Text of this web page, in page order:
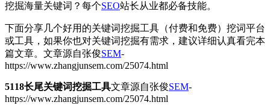
挖掘海量关键词？每个SEO站长从业都必备技能。
下面分享几个好用的关键词挖掘工具（付费和免费）挖词平台
或工具，如果你也对关键词挖掘有需求，建议详细认真看完本
篇文章。 文章源自张俊SEM-
https://www.zhangjunsem.com/25074.html
5118长尾关键词挖掘工具文章源自张俊SEM-
https://www.zhangjunsem.com/25074.html